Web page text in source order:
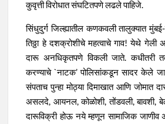
कुवृत्ती विरोधात संघटितपणे लढले पाहिजे.
सिंधुदुर्ग जिल्ह्यातील कणकवली तालुक्यात मुंबई-
तिठ्ठा हे दशक्रोशीचे महत्वाचे गाव! येथे गेली
दारू अनधिकृतपणे विकली जाते. कधीतरी
करण्याचे `नाटक’ पोलिसांकडून सादर केले
संपताच पुन्हा मोठ्या दिमाखात आणि जोमात
असलदे, आयनल, कोळोशी, तोंडवली, बावशी,
दारूविक्री होऊ नये म्हणून सामाजिक